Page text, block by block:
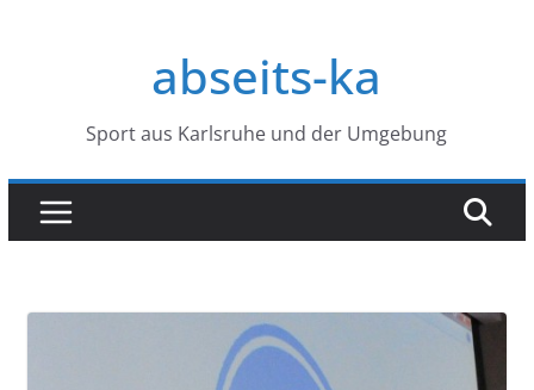
abseits-ka
Sport aus Karlsruhe und der Umgebung